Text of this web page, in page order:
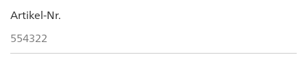
Artikel-Nr.
554322